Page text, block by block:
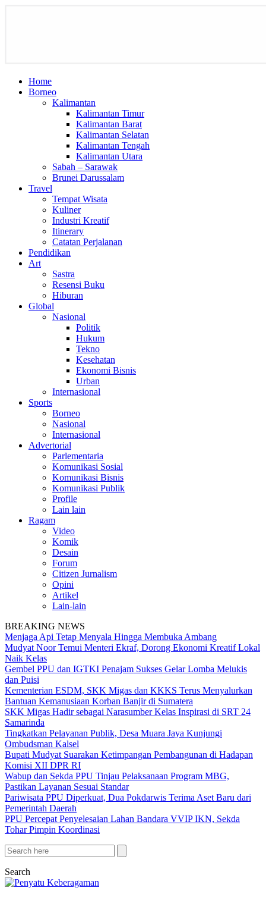
Home
Borneo
Kalimantan
Kalimantan Timur
Kalimantan Barat
Kalimantan Selatan
Kalimantan Tengah
Kalimantan Utara
Sabah – Sarawak
Brunei Darussalam
Travel
Tempat Wisata
Kuliner
Industri Kreatif
Itinerary
Catatan Perjalanan
Pendidikan
Art
Sastra
Resensi Buku
Hiburan
Global
Nasional
Politik
Hukum
Tekno
Kesehatan
Ekonomi Bisnis
Urban
Internasional
Sports
Borneo
Nasional
Internasional
Advertorial
Parlementaria
Komunikasi Sosial
Komunikasi Bisnis
Komunikasi Publik
Profile
Lain lain
Ragam
Video
Komik
Desain
Forum
Citizen Jurnalism
Opini
Artikel
Lain-lain
BREAKING NEWS
Menjaga Api Tetap Menyala Hingga Membuka Ambang
Mudyat Noor Temui Menteri Ekraf, Dorong Ekonomi Kreatif Lokal
Naik Kelas
Gembel PPU dan IGTKI Penajam Sukses Gelar Lomba Melukis
dan Puisi
Kementerian ESDM, SKK Migas dan KKKS Terus Menyalurkan
Bantuan Kemanusiaan Korban Banjir di Sumatera
SKK Migas Hadir sebagai Narasumber Kelas Inspirasi di SRT 24
Samarinda
Tingkatkan Pelayanan Publik, Desa Muara Jaya Kunjungi
Ombudsman Kalsel
Bupati Mudyat Suarakan Ketimpangan Pembangunan di Hadapan
Komisi XII DPR RI
Wabup dan Sekda PPU Tinjau Pelaksanaan Program MBG,
Pastikan Layanan Sesuai Standar
Pariwisata PPU Diperkuat, Dua Pokdarwis Terima Aset Baru dari
Pemerintah Daerah
PPU Percepat Penyelesaian Lahan Bandara VVIP IKN, Sekda
Tohar Pimpin Koordinasi
Search